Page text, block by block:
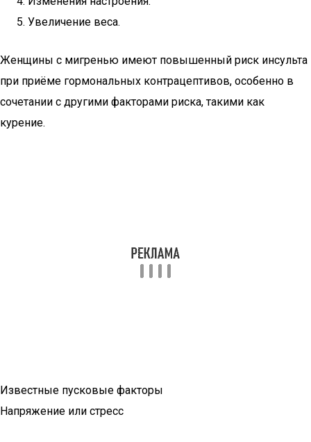
Увеличение веса.
Женщины с мигренью имеют повышенный риск инсульта
при приёме гормональных контрацептивов, особенно в
сочетании с другими факторами риска, такими как
курение.
Известные пусковые факторы
Напряжение или стресс